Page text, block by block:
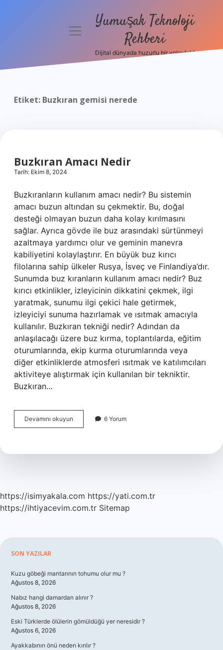
Politikası
menüyüYumuşak Teknoloji
Rehberi
Dijital dünyada huzurlu bir yolculuk!
Etiket: Buzkıran gemisi nerede
Buzkıran Amacı Nedir
Tarih: Ekim 8, 2024
Buzkıranların kullanım amacı nedir? Bu sistemin
amacı buzun altından su çekmektir. Bu, doğal
desteği olmayan buzun daha kolay kırılmasını
sağlar. Ayrıca gövde ile buz arasındaki sürtünmeyi
azaltmaya yardımcı olur ve geminin manevra
kabiliyetini kolaylaştırır. En büyük buz kırıcı
filolarına sahip ülkeler Rusya, İsveç ve Finlandiya’dır.
Sunumda buz kıranların kullanım amacı nedir? Buz
kırıcı etkinlikler, izleyicinin dikkatini çekmek, ilgi
yaratmak, sunumu ilgi çekici hale getirmek,
izleyiciyi sunuma hazırlamak ve ısıtmak amacıyla
kullanılır. Buzkıran tekniği nedir? Adından da
anlaşılacağı üzere buz kırma, toplantılarda, eğitim
oturumlarında, ekip kurma oturumlarında veya
diğer etkinliklerde atmosferi ısıtmak ve katılımcıları
aktiviteye alıştırmak için kullanılan bir tekniktir.
Buzkıran…
Devamını okuyun Buzkıran
Amacı
6 Yorum
https://isimyakala.com https://yati.com.tr
https://ihtiyacevim.com.tr Sitemap
Sidebar
SON YAZILAR
Kuzu göbeği mantarının tohumu olur mu ?
Ağustos 8, 2026
Nabız hangi damardan alınır ?
Ağustos 8, 2026
Eski Türklerde ölülerin gömüldüğü yer neresidir ?
Ağustos 6, 2026
Ayakkabının önü neden kırılır ?